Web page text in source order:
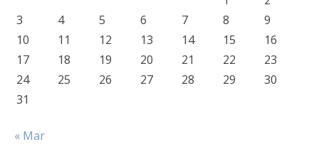
3
4 5 6 7 8
9
10
11 12 13 14 15
16
17
18 19 20 21 22
23
24
25 26 27 28 29
30
31
« Mar